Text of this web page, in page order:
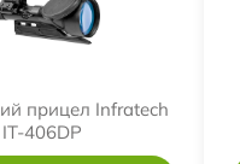
прицел Infratech
IT-406DP